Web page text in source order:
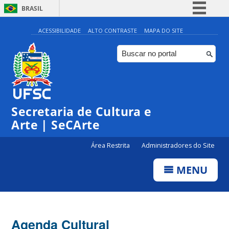
BRASIL
Simplifique!
Comunica BR
Participe
ACESSIBILIDADE ALTO CONTRASTE MAPA DO SITE
Secretaria de Cultura e
Arte | SeCArte
Área Restrita Administradores do Site
MENU
Agenda Cultural